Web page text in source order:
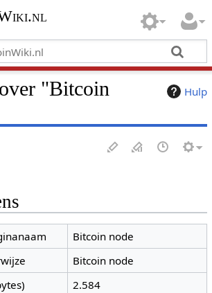
Hulp
"Bitcoin
Bitcoin node
Bitcoin node
2.584